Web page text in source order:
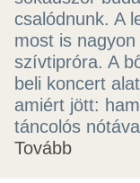
csalódnunk. A
most is
szívtipróra. A
beli koncert
amiért jött:
táncolós
Tovább